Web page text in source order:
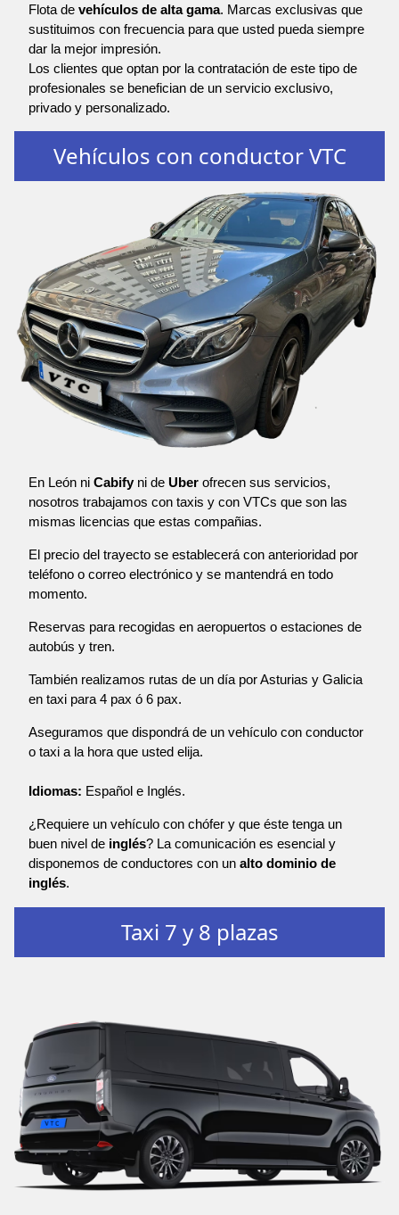
Flota de vehículos de alta gama. Marcas exclusivas que
sustituimos con frecuencia para que usted pueda siempre
dar la mejor impresión.
Los clientes que optan por la contratación de este tipo de
profesionales se benefician de un servicio exclusivo,
privado y personalizado.
Vehículos con conductor VTC
En León ni Cabify ni de Uber ofrecen sus servicios,
nosotros trabajamos con taxis y con VTCs que son las
mismas licencias que estas compañias.
El precio del trayecto se establecerá con anterioridad por
teléfono o correo electrónico y se mantendrá en todo
momento.
Reservas para recogidas en aeropuertos o estaciones de
autobús y tren.
También realizamos rutas de un día por Asturias y Galicia
en taxi para 4 pax ó 6 pax.
Aseguramos que dispondrá de un vehículo con conductor
o taxi a la hora que usted elija.
Idiomas: Español e Inglés.
¿Requiere un vehículo con chófer y que éste tenga un
buen nivel de inglés? La comunicación es esencial y
disponemos de conductores con un alto dominio de
inglés.
Taxi 7 y 8 plazas